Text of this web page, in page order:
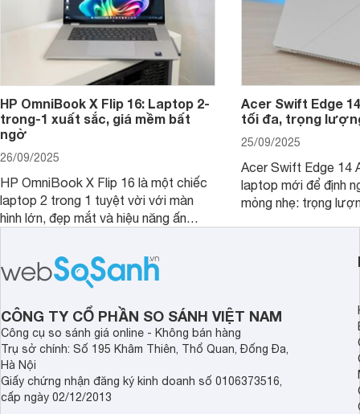
HP OmniBook X Flip 16: Laptop 2-
trong-1 xuất sắc, giá mềm bất
ngờ
26/09/2025
HP OmniBook X Flip 16 là một chiếc
laptop 2 trong 1 tuyệt vời với màn
hình lớn, đẹp mắt và hiệu năng ấn
mức giá vô cùng hấp dẫn, biến nó trở
thành một lựa chọn “đáng đồng tiền
bát gạo” trên thị trường.
Acer Swift Edge
tối đa, trọng
25/09/2025
Acer Swift Edge 14
laptop mới để định
mỏng nhẹ: trọng
năng AI hàng đầu,
CÔNG TY CỔ PHẦN SO SÁNH VIỆT NAM
Công cụ so sánh giá online - Không bán hàng
Trụ sở chính: Số 195 Khâm Thiên, Thổ Quan, Đống Đa,
Hà Nội
Giấy chứng nhận đăng ký kinh doanh số 0106373516,
cấp ngày 02/12/2013